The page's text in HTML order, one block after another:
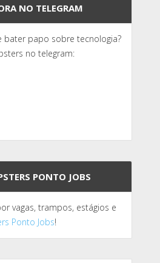
NO TELEGRAM
bater papo sobre tecnologia?
no telegram:
PONTO JOBS
vagas, trampos, estágios e
Ponto Jobs!